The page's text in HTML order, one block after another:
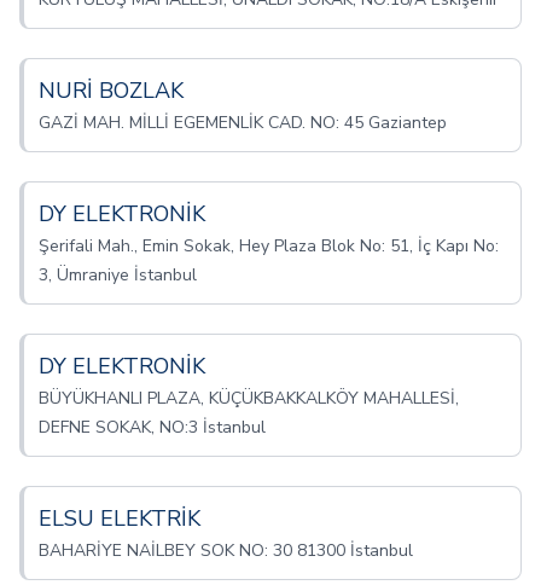
NURİ BOZLAK
GAZİ MAH. MİLLİ EGEMENLİK CAD. NO: 45 Gaziantep
DY ELEKTRONİK
Şerifali Mah., Emin Sokak, Hey Plaza Blok No: 51, İç Kapı No:
3, Ümraniye İstanbul
DY ELEKTRONİK
BÜYÜKHANLI PLAZA, KÜÇÜKBAKKALKÖY MAHALLESİ,
DEFNE SOKAK, NO:3 İstanbul
ELSU ELEKTRİK
BAHARİYE NAİLBEY SOK NO: 30 81300 İstanbul